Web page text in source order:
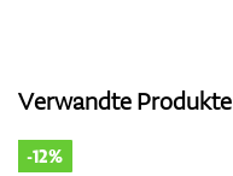
Verwandte Produkte
-12%